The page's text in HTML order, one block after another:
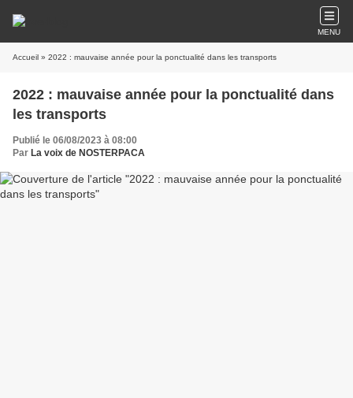
MENU
Accueil » 2022 : mauvaise année pour la ponctualité dans les transports
2022 : mauvaise année pour la ponctualité dans
les transports
Publié le 06/08/2023 à 08:00
Par La voix de NOSTERPACA